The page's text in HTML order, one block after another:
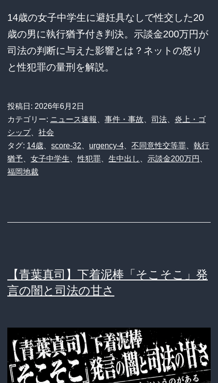
14歳の女子中学生に避妊具なしで性交した20
歳の男に執行猶予付き判決。示談金200万円が
司法の判断に与えた影響とは？ネットの怒り
と性犯罪の量刑を解説。
投稿日: 2026年6月2日
カテゴリー: ニュース速報 事件・事故 司法
炎上・ゴ
シップ、 社会
タグ: 14歳 score-32 urgency-4 不同意性交等罪
執行
猶予
女子中学生 、性犯罪 生中出し 示談金200万円
福岡地裁
【青葉真司】下着泥棒「そこそこ」発
言の闇と司法の甘さ